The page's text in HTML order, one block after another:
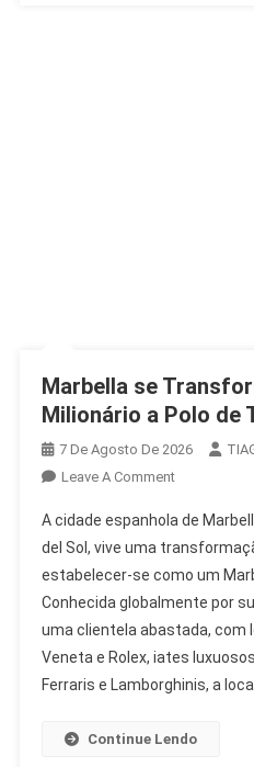
Marbella se
Milionário a Polo de
7 De Agosto De 2026
Leave A CommentOn
Se
Transforma:
De
Playground
Milionário
A
Polo
A cidade espanhola de
del Sol, vive uma
estabelecer-se como um
Conhecida globalmente por
uma clientela abastada, com
Veneta e Rolex, iates
Ferraris e Lamborghinis, a
Continue Lendo